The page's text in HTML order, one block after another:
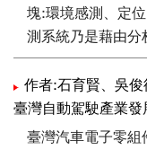
塊:環境感測、定
測系統乃是藉由分
本身能夠得知附
控制決策。本文將
發展，並針對影像
討。
作者:石育賢、吳俊
臺灣自動駕駛產業發
臺灣汽車電子零